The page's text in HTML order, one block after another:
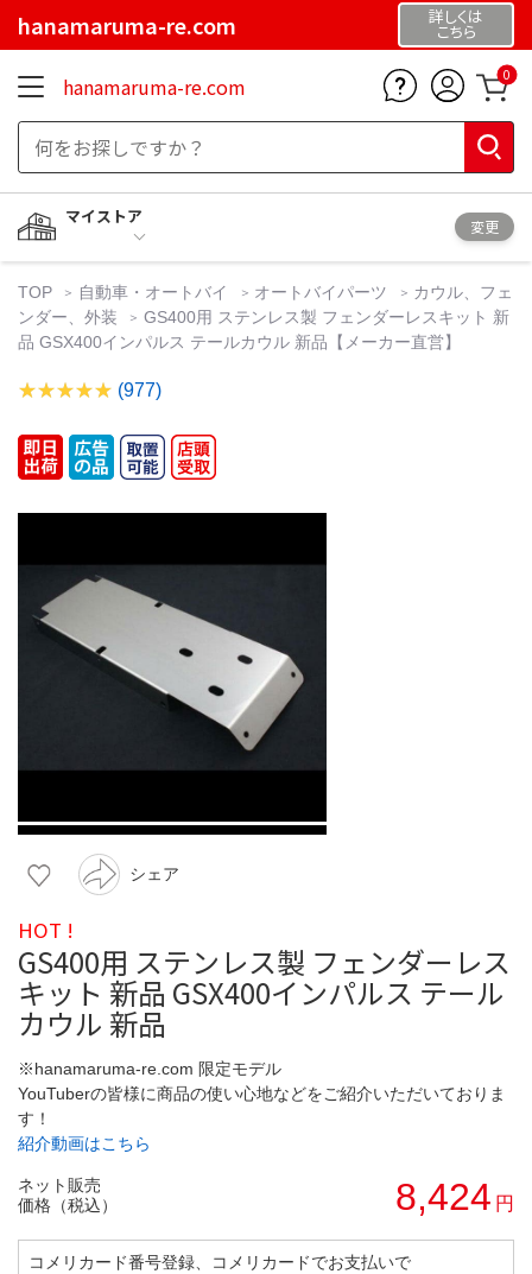
hanamaruma-re.com 詳しくは
こちら
hanamaruma-re.com 0
マイストア
変更
TOP 自動車・オートバイ オートバイパーツ
カウル、フェ
ンダー、外装
GS400用 ステンレス製 フェンダーレスキット 新
品 GSX400インパルス テールカウル 新品【メーカー直営】
(977)
シェア
HOT !
GS400用 ステンレス製 フェンダーレス
キット 新品 GSX400インパルス テール
カウル 新品
※hanamaruma-re.com 限定モデル
YouTuberの皆様に商品の使い心地などをご紹介いただいておりま
す！
紹介動画はこちら
ネット販売
価格（税込）
8,424 円
コメリカード番号登録、コメリカードでお支払いで